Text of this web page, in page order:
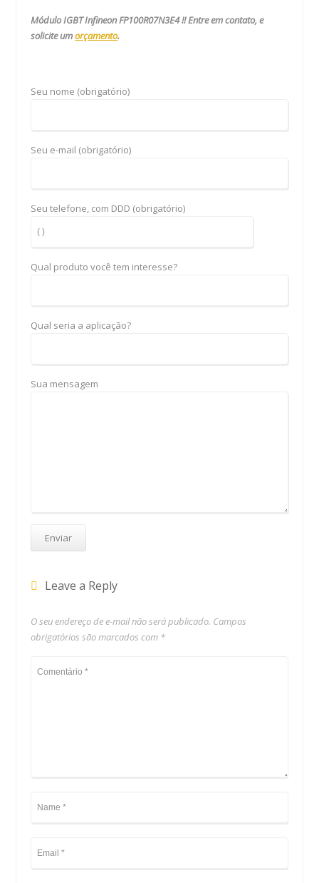
Módulo IGBT Infineon FP100R07N3E4!! Entre em contato, e
solicite umorçamento.
Seu nome (obrigatório)
Seu e-mail (obrigatório)
Seu telefone, com DDD (obrigatório)
Qual produto você tem interesse?
Qual seria a aplicação?
Sua mensagem
Leave a Reply
O seu endereço de e-mail não será publicado. Campos
obrigatórios são marcados com *